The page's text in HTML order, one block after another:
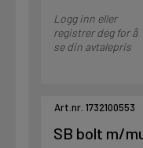
Logg inn eller
registrer deg for å
se din avtalepris
Art.nr. 1732100553
SB bolt m/